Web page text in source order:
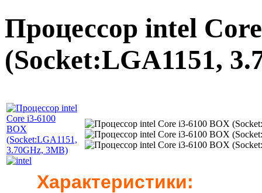
Процессор intel
(Socket:LGA1151,
Характеристики: